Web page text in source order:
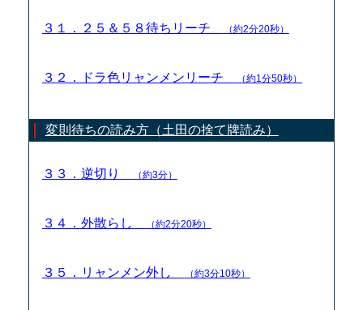
３１．２５＆５８待ちリーチ （約2分20秒）
３２．ドラ色リャンメンリーチ （約1分50秒）
変則待ちの読み方（土田の捨て牌読み）
３３．逆切り （約3分）
３４．外散らし （約2分20秒）
３５．リャンメン外し （約3分10秒）